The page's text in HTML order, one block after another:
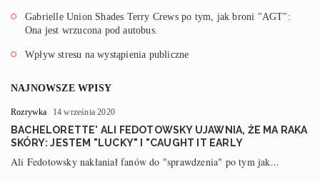
Gabrielle Union Shades Terry Crews po tym, jak broni "AGT":
Ona jest wrzucona pod autobus.
Wpływ stresu na wystąpienia publiczne
NAJNOWSZE WPISY
Rozrywka 14 września 2020
BACHELORETTE' ALI FEDOTOWSKY UJAWNIA, ŻE MA RAKA
SKÓRY: JESTEM "LUCKY" I "CAUGHT IT EARLY
Ali Fedotowsky nakłaniał fanów do "sprawdzenia" po tym jak...